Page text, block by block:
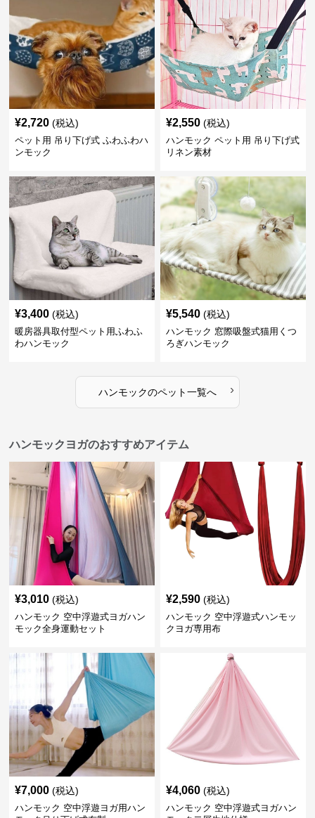
¥2,720 (税込)
ペット用 吊り下げ式 ふわふわハ
ンモック
¥2,550 (税込)
ハンモック ペット用 吊り下げ式
リネン素材
¥3,400 (税込)
暖房器具取付型ペット用ふわふ
わハンモック
¥5,540 (税込)
ハンモック 窓際吸盤式猫用くつ
ろぎハンモック
ハンモックのペット一覧へ ›
ハンモックヨガのおすすめアイテム
¥3,010 (税込)
ハンモック 空中浮遊式ヨガハン
モック全身運動セット
¥2,590 (税込)
ハンモック 空中浮遊式ハンモッ
クヨガ専用布
¥7,000 (税込)
ハンモック 空中浮遊ヨガ用ハン
¥4,060 (税込)
ハンモック 空中浮遊式ヨガハン